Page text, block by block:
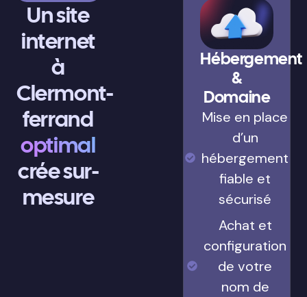
Un site
internet
à
Clermont-
ferrand
optimal
crée sur-
mesure
Hébergement
&
Domaine
Mise en place
d’un
hébergement
fiable et
sécurisé
Achat et
configuration
de votre
nom de